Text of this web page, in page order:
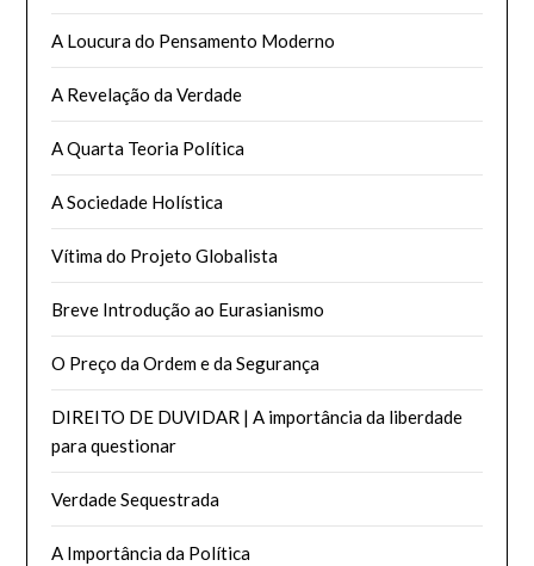
A Loucura do Pensamento Moderno
A Revelação da Verdade
A Quarta Teoria Política
A Sociedade Holística
Vítima do Projeto Globalista
Breve Introdução ao Eurasianismo
O Preço da Ordem e da Segurança
DIREITO DE DUVIDAR | A importância da liberdade
para questionar
Verdade Sequestrada
A Importância da Política